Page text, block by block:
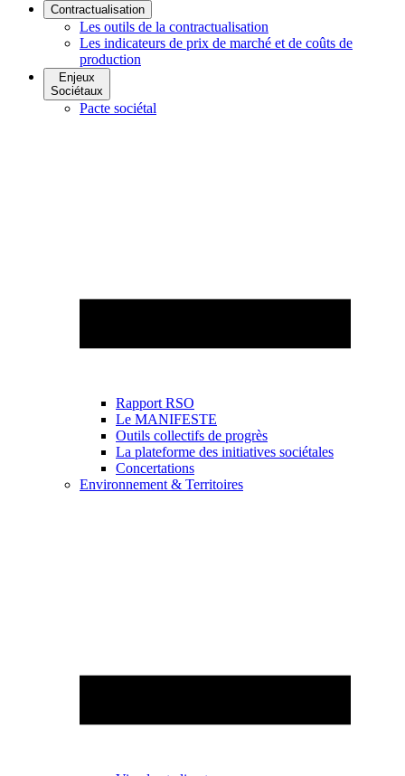
Contractualisation
Les outils de la contractualisation
Les indicateurs de prix de marché et de coûts de
production
Enjeux
Sociétaux
Pacte sociétal
Rapport RSO
Le MANIFESTE
Outils collectifs de progrès
La plateforme des initiatives sociétales
Concertations
Environnement & Territoires